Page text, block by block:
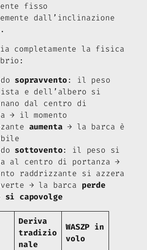
fisso
dall’inclinazione
completamente la fisica
sopravvento: il peso
e dell’albero si
dal centro di
→ il momento
aumenta → la barca è
sottovento: il peso si
al centro di portanza →
raddrizzante si azzera
→ la barca perde
si capovolge
Deriva
tradizio
nale
WASZP in
volo